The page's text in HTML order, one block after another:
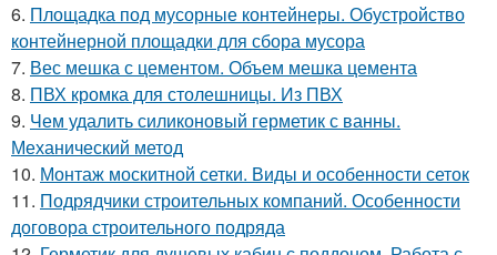
6. Площадка под мусорные контейнеры. Обустройство
контейнерной площадки для сбора мусора
7. Вес мешка с цементом. Объем мешка цемента
8. ПВХ кромка для столешницы. Из ПВХ
9. Чем удалить силиконовый герметик с ванны.
Механический метод
10. Монтаж москитной сетки. Виды и особенности сеток
11. Подрядчики строительных компаний. Особенности
договора строительного подряда